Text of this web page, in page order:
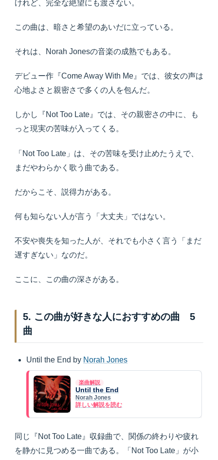
けれど、完全な絶望にも渡さない。
この曲は、暗さと希望のあいだに立っている。
それは、Norah Jonesの音楽の成熟でもある。
デビュー作『Come Away With Me』では、彼女の声は
心地よさと親密さで多くの人を包んだ。
しかし『Not Too Late』では、その親密さの中に、も
っと現実の苦味が入ってくる。
「Not Too Late」は、その苦味を受け止めたうえで、
まだやわらかく歌う曲である。
だからこそ、説得力がある。
何も知らない人が言う「大丈夫」ではない。
不安や喪失を知った人が、それでも小さく言う「まだ
遅すぎない」なのだ。
ここに、この曲の深さがある。
5. この曲が好きな人におすすめの曲 5
曲
Until the End by Norah Jones
楽曲解説
Until the End
Norah Jones
詳しい解説を読む
同じ『Not Too Late』収録曲で、関係の終わりや疲れ
を静かに見つめる一曲である。「Not Too Late」が小